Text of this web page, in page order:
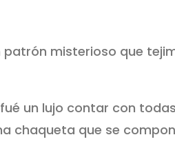
misterioso que
un lujo contar con
chaqueta que se